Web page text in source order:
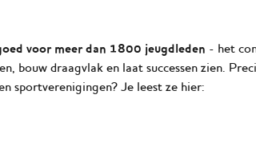
voor meer dan 1800 jeugdleden - het
bouw draagvlak en laat successen zien.
sportverenigingen? Je leest ze hier: